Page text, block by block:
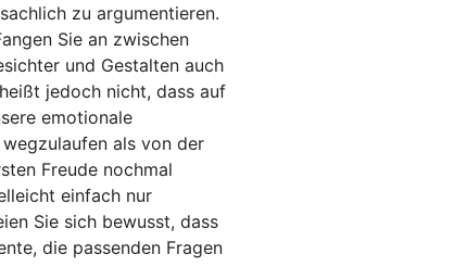
zu argumentieren.
Sie an zwischen
und Gestalten auch
jedoch nicht, dass auf
emotionale
als von der
Freude nochmal
einfach nur
Sie sich bewusst, dass
die passenden Fragen